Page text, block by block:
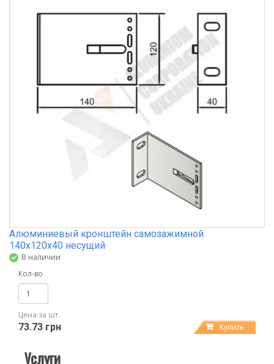
Алюминиевый кронштейн самозажимной
140х120х40 несущий
В наличии
Кол-во
Цена за шт.
73.73 грн Купить
Услуги